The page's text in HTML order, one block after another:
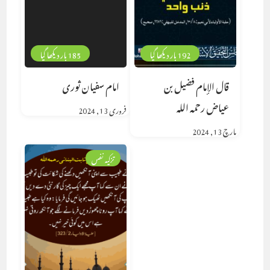
185 بار دیکھا گیا
امام سفيان ثورى
فروری 13, 2024
192 بار دیکھا گیا
قال الإمام فضيل بن
عياض رحمه الله
مارچ 13, 2024
تزکیہ نفس